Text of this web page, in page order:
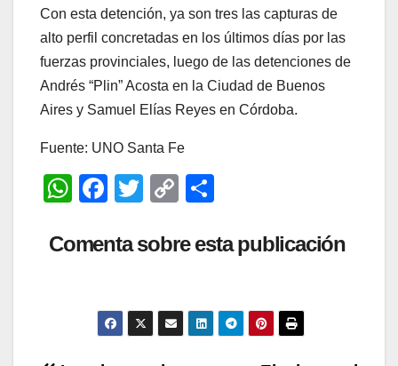
Con esta detención, ya son tres las capturas de
alto perfil concretadas en los últimos días por las
fuerzas provinciales, luego de las detenciones de
Andrés “Plin” Acosta en la Ciudad de Buenos
Aires y Samuel Elías Reyes en Córdoba.
Fuente: UNO Santa Fe
W
at
F
c
b
o
T
tt
C
p
Li
n
m
ar
tir
Comenta sobre esta publicación